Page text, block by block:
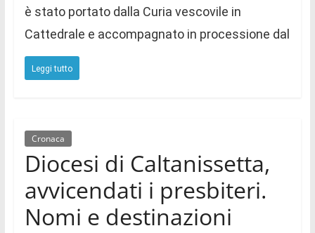
è stato portato dalla Curia vescovile in
Cattedrale e accompagnato in processione dal
Leggi tutto
Cronaca
Diocesi di Caltanissetta,
avvicendati i presbiteri.
Nomi e destinazioni